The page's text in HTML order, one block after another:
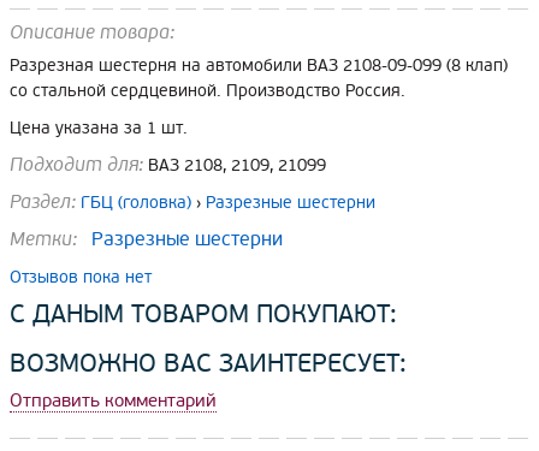
Описание товара:
Разрезная шестерня на автомобили ВАЗ 2108-09-099 (8 клап)
со стальной сердцевиной. Производство Россия.
Цена указана за 1 шт.
Подходит для: ВАЗ 2108, 2109, 21099
Раздел: ГБЦ (головка) › Разрезные шестерни
Метки: Разрезные шестерни
Отзывов пока нет
С ДАНЫМ ТОВАРОМ ПОКУПАЮТ:
ВОЗМОЖНО ВАС ЗАИНТЕРЕСУЕТ:
Отправить комментарий